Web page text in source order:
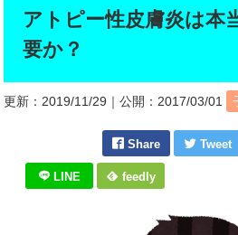
アトピー性皮膚炎は本
要か？
更新：2019/11/29 ｜公開：2017/03/01
Share Tweet
LINE feedly